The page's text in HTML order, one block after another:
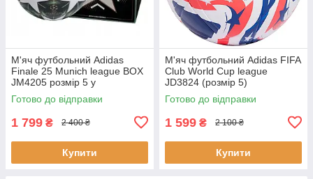
М'яч футбольний Adidas
Finale 25 Munich league BOX
JM4205 розмір 5 у
подарунковій коробці для
дітей та підлітків 2025
Готово до відправки
1 799 ₴ 2 400 ₴
Купити
М'яч футбольний Adidas FIFA
Club World Cup league
JD3824 (розмір 5)
Готово до відправки
1 599 ₴ 2 100 ₴
Купити